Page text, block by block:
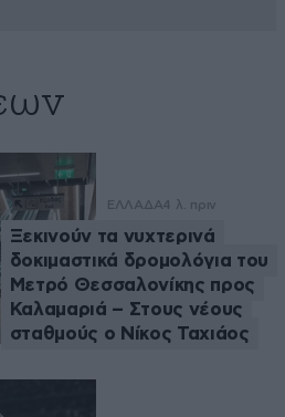
ΕΛΛΑΔΑ4 λ. πριν
Ξεκινούν τα νυχτερινά
δοκιμαστικά δρομολόγια του
Μετρό Θεσσαλονίκης προς
Καλαμαριά – Στους νέους
σταθμούς ο Νίκος Ταχιάος